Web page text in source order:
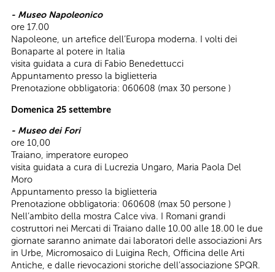
- Museo Napoleonico
ore 17.00
Napoleone, un artefice dell’Europa moderna. I volti dei
Bonaparte al potere in Italia
visita guidata a cura di Fabio Benedettucci
Appuntamento presso la biglietteria
Prenotazione obbligatoria: 060608 (max 30 persone )
Domenica 25 settembre
- Museo dei Fori
ore 10,00
Traiano, imperatore europeo
visita guidata a cura di Lucrezia Ungaro, Maria Paola Del
Moro
Appuntamento presso la biglietteria
Prenotazione obbligatoria: 060608 (max 50 persone )
Nell’ambito della mostra Calce viva. I Romani grandi
costruttori nei Mercati di Traiano dalle 10.00 alle 18.00 le due
giornate saranno animate dai laboratori delle associazioni Ars
in Urbe, Micromosaico di Luigina Rech, Officina delle Arti
Antiche, e dalle rievocazioni storiche dell’associazione SPQR.